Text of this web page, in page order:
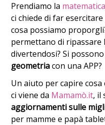
Prendiamo la matematica
ci chiede di far
cosa possiamo
permettano di
divertendosi? Si
geometriacon una APP?
Un aiuto per capire
ci viene da Mamamò.it, il
aggiornamenti sulle
per mamme e papà